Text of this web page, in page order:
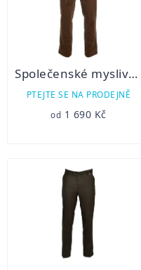
Společenské myslivecké kalhoty FRIDRICH hnědé
PTEJTE SE NA PRODEJNĚ
od 1 690 Kč